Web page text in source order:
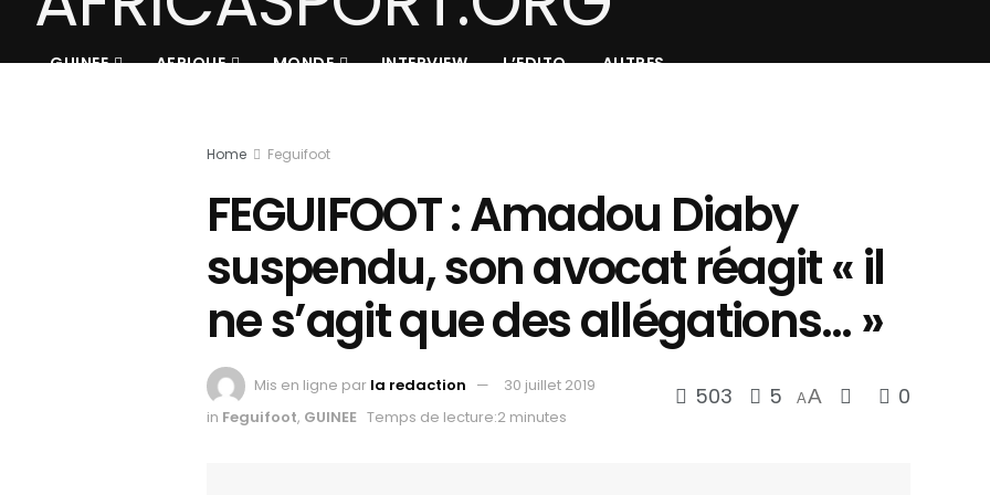
GUINEE AFRIQUE MONDE INTERVIEW L’EDITO AUTRES
Home Feguifoot
FEGUIFOOT : Amadou Diaby
suspendu, son avocat réagit « il
ne s’agit que des allégations… »
Mis en ligne par la redaction
30 juillet 2019
in Feguifoot, GUINEE Temps de lecture:2 minutes
503 5 AA 0